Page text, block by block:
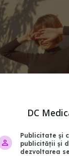
de
Boantă: O să
o să
DC
Publicitate și
publicității și
dezvoltarea